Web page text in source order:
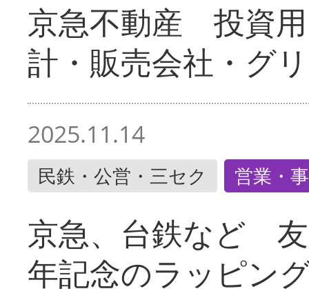
京急不動産 投資
計・販売会社・グ
2025.11.14
民鉄・公営・三セク 営業・
京急、台鉄など
年記念のラッピン